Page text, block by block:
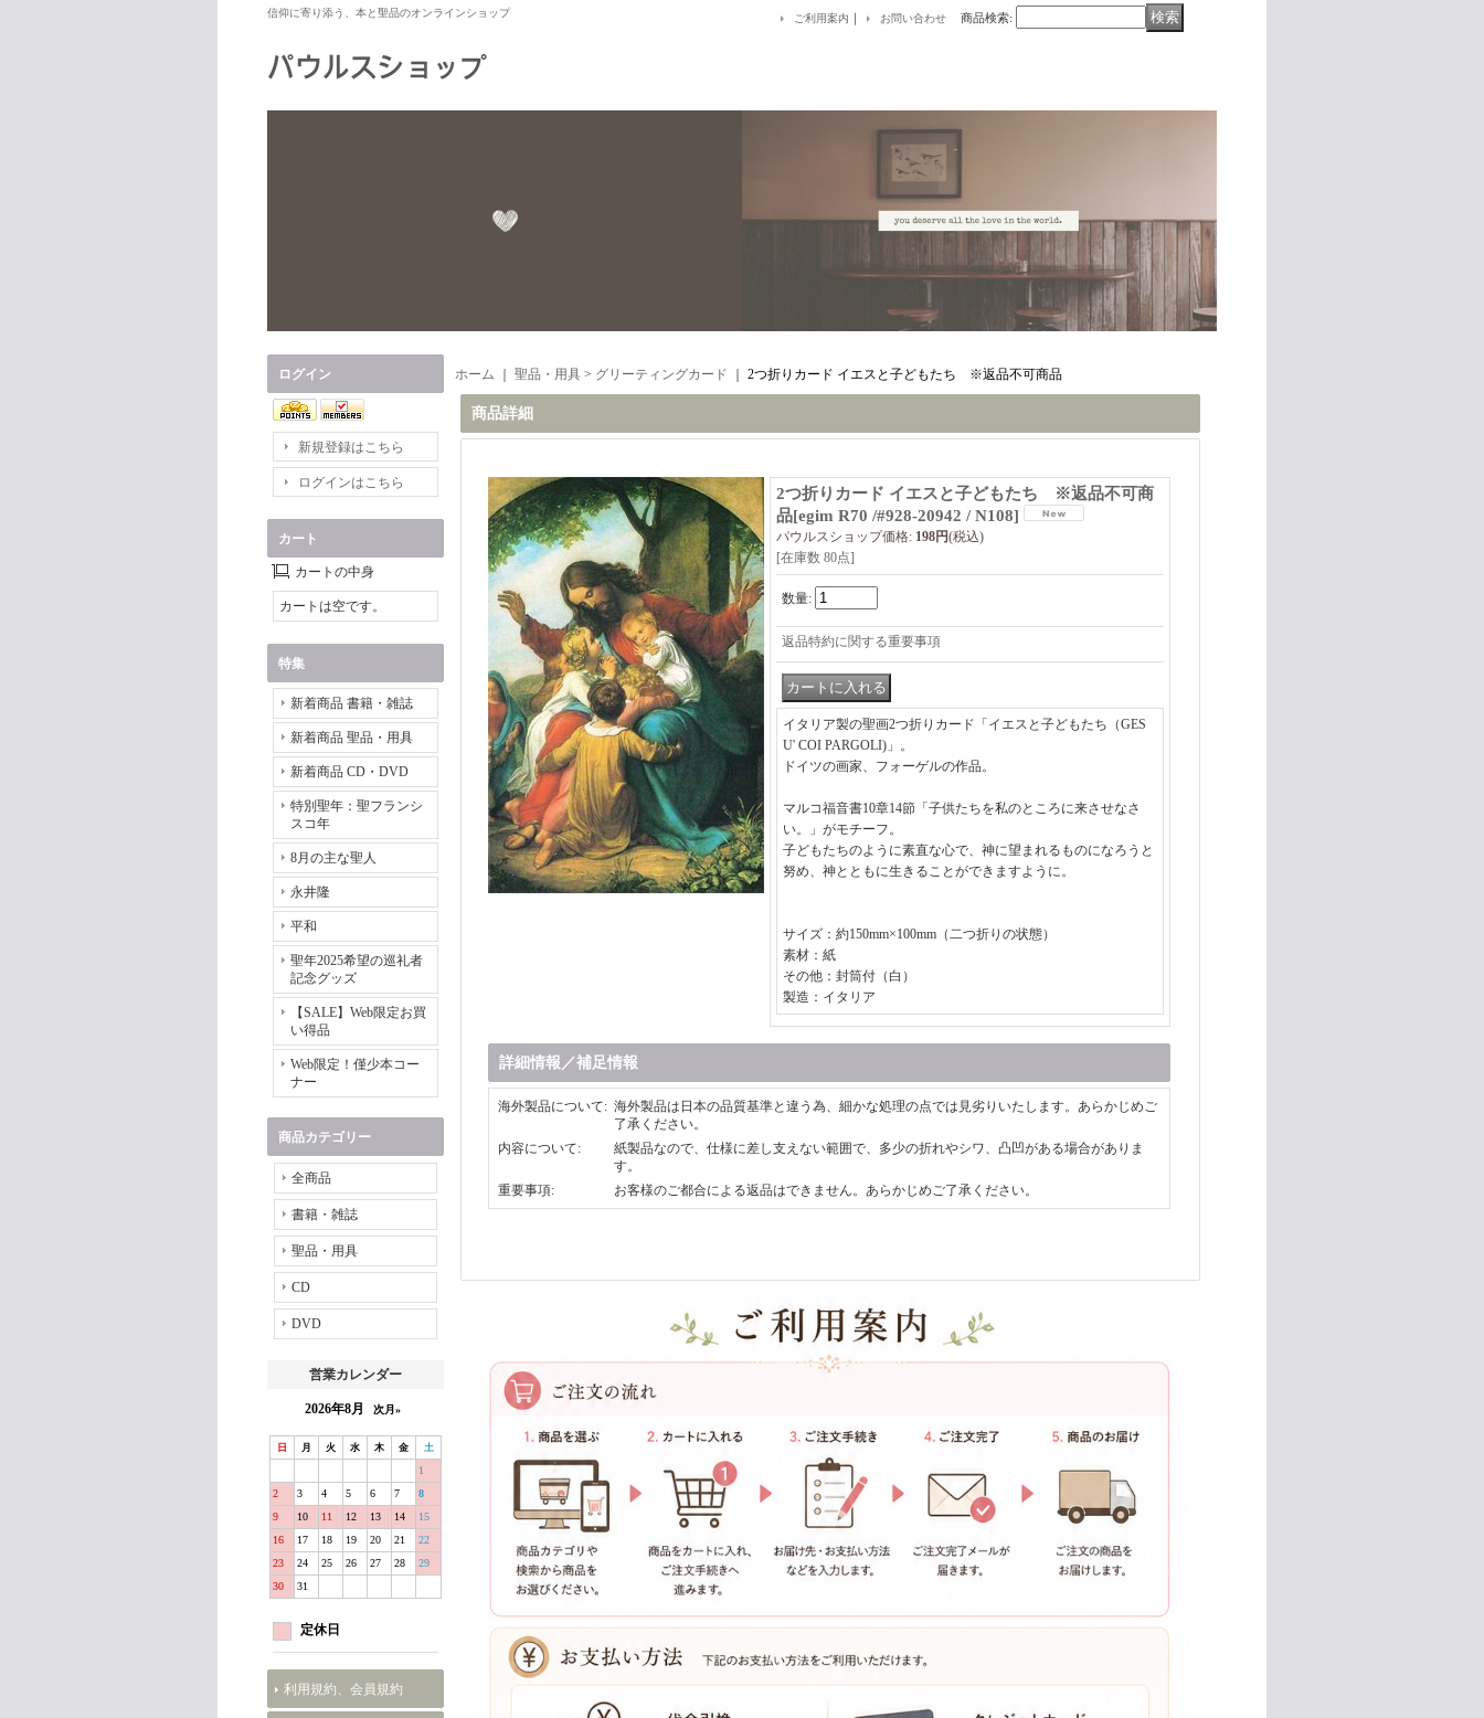
信仰に寄り添う、本と聖品のオンラインショップ ご利用案内 ｜ お問い合わせ 商品検索:
ログイン
新規登録はこちら
ログインはこちら
カート
カートの中身
カートは空です。
特集
新着商品 書籍・雑誌
新着商品 聖品・用具
新着商品 CD・DVD
特別聖年：聖フランシ
スコ年
8月の主な聖人
永井隆
平和
聖年2025希望の巡礼者
記念グッズ
【SALE】Web限定お買
い得品
Web限定！僅少本コー
ナー
商品カテゴリー
全商品
書籍・雑誌
聖品・用具
CD
DVD
営業カレンダー
2026年8月 次月»
日 月 火 水 木 金 土
1
2
3 4 5 6 7
8
9
10 11 12 13 14
15
16
17 18 19 20 21
22
23
24 25 26 27 28
29
30
31
定休日
利用規約、会員規約
ホーム 聖品・用具 > グリーティングカード 2つ折りカード イエスと子どもたち ※返品不可商品
商品詳細
2つ折りカード イエスと子どもたち ※返品不可商
品[egim R70 /#928-20942 / N108]
パウルスショップ価格: 198円(税込)
[在庫数 80点]
数量:
返品特約に関する重要事項
イタリア製の聖画2つ折りカード「イエスと子どもたち（GES
U' COI PARGOLI)」。
ドイツの画家、フォーゲルの作品。
マルコ福音書10章14節「子供たちを私のところに来させなさ
い。」がモチーフ。
子どもたちのように素直な心で、神に望まれるものになろうと
努め、神とともに生きることができますように。
サイズ：約150mm×100mm（二つ折りの状態）
素材：紙
その他：封筒付（白）
製造：イタリア
詳細情報／補足情報
海外製品について: 海外製品は日本の品質基準と違う為、細かな処理の点では見劣りいたします。あらかじめご
了承ください。
内容について:
紙製品なので、仕様に差し支えない範囲で、多少の折れやシワ、凸凹がある場合がありま
す。
重要事項: お客様のご都合による返品はできません。あらかじめご了承ください。